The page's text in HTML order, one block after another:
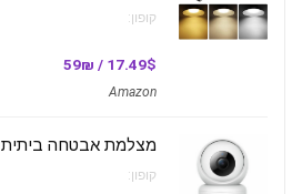
קופון:
17.49$ / 59₪
Amazon
מצלמת אבטחה ביתית IMILAB C20
קופון: